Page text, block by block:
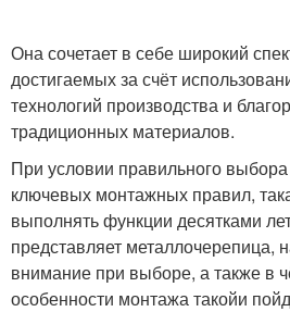
Она сочетает в себе широкий
достигаемых за счёт
технологий производства и
традиционных материалов.
При условии правильного
ключевых монтажных правил,
выполнять функции десятками
представляет металлочерепица,
внимание при выборе, а также в
особенности монтажа такойи